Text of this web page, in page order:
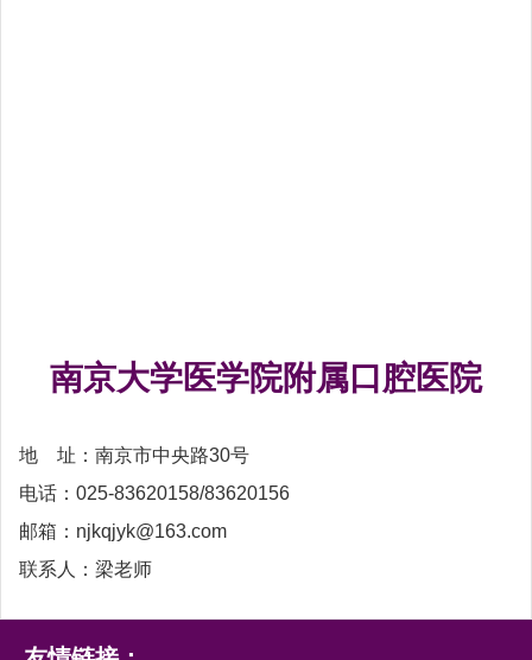
南京大学医学院附属口腔医院
地 址：南京市中央路30号
电话：025-83620158/83620156
邮箱：njkqjyk@163.com
联系人：梁老师